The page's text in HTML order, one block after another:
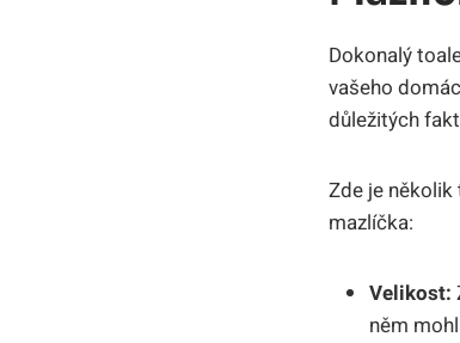
Dokonalý
vašeho
důležitých
Zde je
mazlíčka:
Velikost:
něm